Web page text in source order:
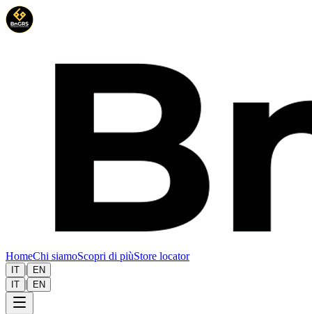
HomeChi siamoScopri di piùStore locator
IT |
EN
IT | EN